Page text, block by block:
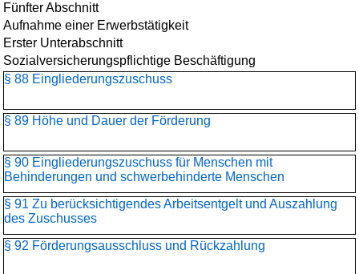
Fünfter Abschnitt
Aufnahme einer Erwerbstätigkeit
Erster Unterabschnitt
Sozialversicherungspflichtige Beschäftigung
§ 88 Eingliederungszuschuss
§ 89 Höhe und Dauer der Förderung
§ 90 Eingliederungszuschuss für Menschen mit
Behinderungen und schwerbehinderte Menschen
§ 91 Zu berücksichtigendes Arbeitsentgelt und Auszahlung
des Zuschusses
§ 92 Förderungsausschluss und Rückzahlung